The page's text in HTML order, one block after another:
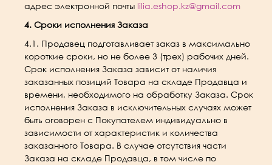
адрес электронной почты lilia.eshop.kz@gmail.com
4. Сроки исполнения Заказа
4.1. Продавец подготавливает заказ в максимально
короткие сроки, но не более 3 (трех) рабочих дней.
Срок исполнения Заказа зависит от наличия
заказанных позиций Товара на складе Продавца и
времени, необходимого на обработку Заказа. Срок
исполнения Заказа в исключительных случаях может
быть оговорен с Покупателем индивидуально в
зависимости от характеристик и количества
заказанного Товара. В случае отсутствия части
Заказа на складе Продавца, в том числе по